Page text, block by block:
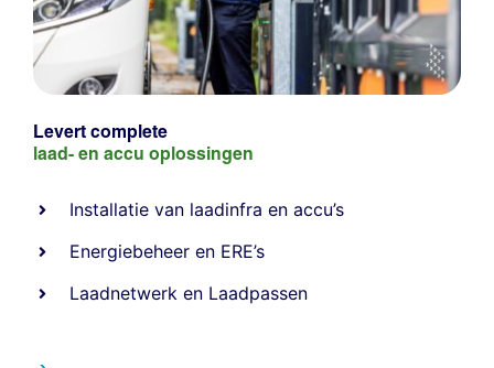
Levert complete
laad- en accu oplossingen
Installatie van laadinfra en accu’s
Energiebeheer en ERE’s
Laadnetwerk en Laadpassen